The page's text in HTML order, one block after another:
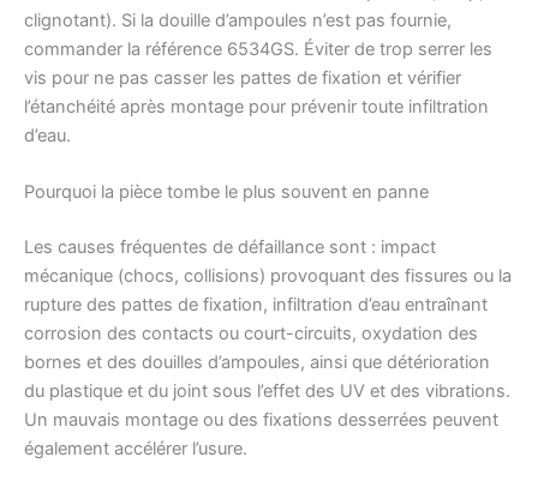
clignotant). Si la douille d’ampoules n’est pas fournie,
commander la référence 6534GS. Éviter de trop serrer les
vis pour ne pas casser les pattes de fixation et vérifier
l’étanchéité après montage pour prévenir toute infiltration
d’eau.
Pourquoi la pièce tombe le plus souvent en panne
Les causes fréquentes de défaillance sont : impact
mécanique (chocs, collisions) provoquant des fissures ou la
rupture des pattes de fixation, infiltration d’eau entraînant
corrosion des contacts ou court-circuits, oxydation des
bornes et des douilles d’ampoules, ainsi que détérioration
du plastique et du joint sous l’effet des UV et des vibrations.
Un mauvais montage ou des fixations desserrées peuvent
également accélérer l’usure.